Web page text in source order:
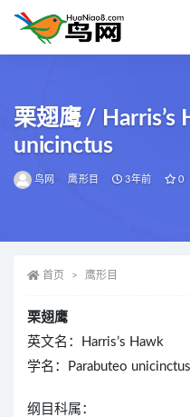
栗翅鹰 / Harris’s
unicinctus
鸟网 鹰形目 3年前 0
首页 鹰形目
栗翅鹰
英文名：Harris’s Hawk
学名：Parabuteo unicinctus
纲目科属：